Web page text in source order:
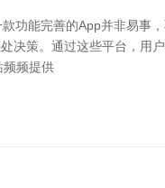
功能完善的App并非易事
决策。通过这些平台，用
频频提供